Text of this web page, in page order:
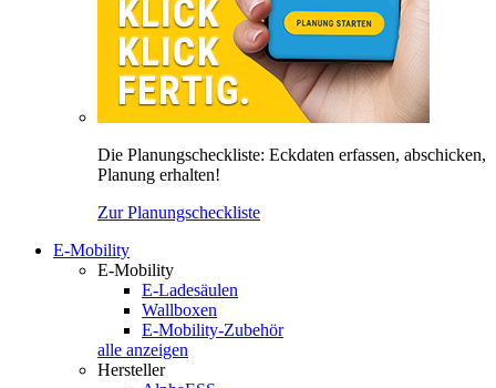
Die Planungscheckliste: Eckdaten erfassen, abschicken,
Planung erhalten!
Zur Planungscheckliste
E-Mobility
E-Mobility
E-Ladesäulen
Wallboxen
E-Mobility-Zubehör
alle anzeigen
Hersteller